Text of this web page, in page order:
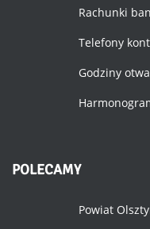
Rachunki
Telefony
Godziny
POLECAMY
Powiat